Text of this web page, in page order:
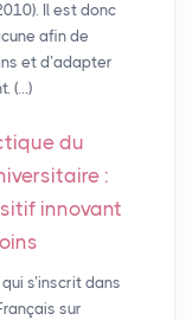
Il est donc
afin de
et d’adapter
(…)
du
:
innovant
s’inscrit dans
sur